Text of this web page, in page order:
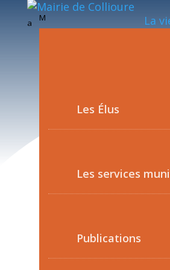
a M La
Les Élus
Les services
Publications